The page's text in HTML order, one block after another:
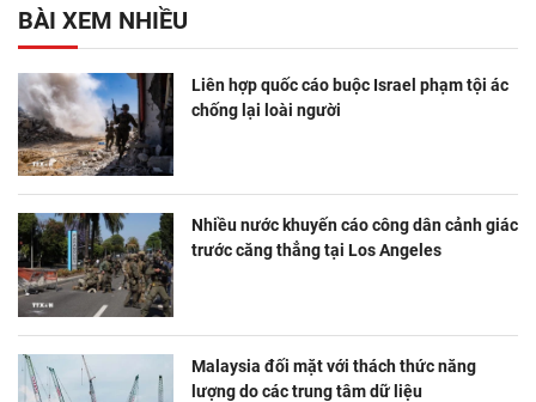
BÀI XEM NHIỀU
Liên hợp quốc cáo buộc Israel phạm tội ác
chống lại loài người
Nhiều nước khuyến cáo công dân cảnh giác
trước căng thẳng tại Los Angeles
Malaysia đối mặt với thách thức năng
lượng do các trung tâm dữ liệu